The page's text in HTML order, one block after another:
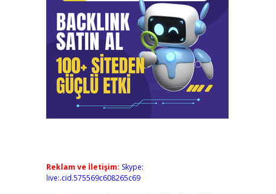
Reklam ve İletişim: Skype:
live:.cid.575569c608265c69